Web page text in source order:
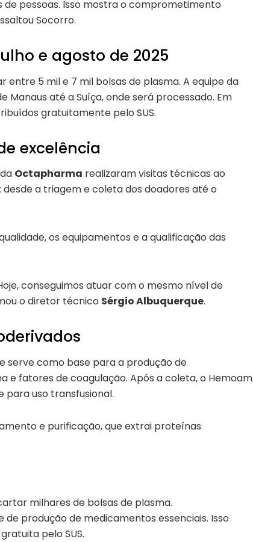
pessoas. Isso mostra o comprometimento
Socorro.
e agosto de 2025
entre 5 mil e 7 mil bolsas de plasma. A equipe da
até a Suíça, onde será processado. Em
gratuitamente pelo SUS.
excelência
Octapharma realizaram visitas técnicas ao
a triagem e coleta dos doadores até o
os equipamentos e a qualificação das
conseguimos atuar com o mesmo nível de
o diretor técnico Sérgio Albuquerque.
serve como base para a produção de
e fatores de coagulação. Após a coleta, o Hemoam
uso transfusional.
e purificação, que extrai proteínas
milhares de bolsas de plasma.
produção de medicamentos essenciais. Isso
pelo SUS.